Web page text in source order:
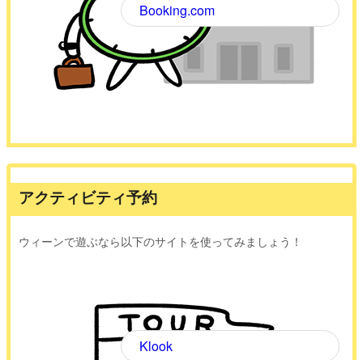
Booking.com
アクティビティ予約
ウィーンで遊ぶなら以下のサイトを使ってみましょう！
Klook